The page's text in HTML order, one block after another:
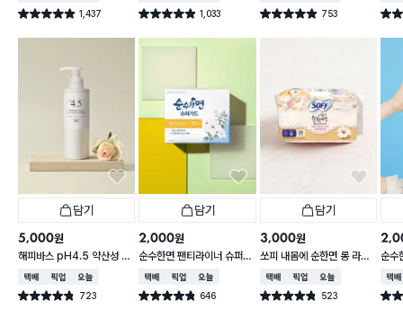
별점 4.9점 1,437
건 작성 별점 4.9점 1,033
건 작성 별점 4.9점 753
건 작성 별점
담기
5,000원
해피바스 pH4.5 약산성 젤
여성 청결제 200 g 로즈 향
택배배송매장픽업오늘배송
별점 4.8점 723
건 작성
담기
2,000원
순수한면 팬티라이너 슈퍼가
드 20개입
택배배송매장픽업오늘배송
별점 4.8점 646
건 작성
담기
3,000원
쏘피 내몸에 순한면 롱 라이
너 36P
택배배송매장픽업오늘배송
별점 4.8점 523
건 작성
순수
입
택배
별점